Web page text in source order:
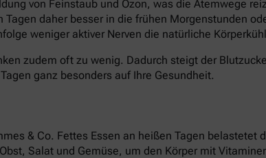
von Feinstaub und Ozon, was die Atemwege
daher besser in die frühen Morgenstunden
weniger aktiver Nerven die natürliche
zudem oft zu wenig. Dadurch steigt der
ganz besonders auf Ihre Gesundheit.
& Co. Fettes Essen an heißen Tagen
Salat und Gemüse, um den Körper mit